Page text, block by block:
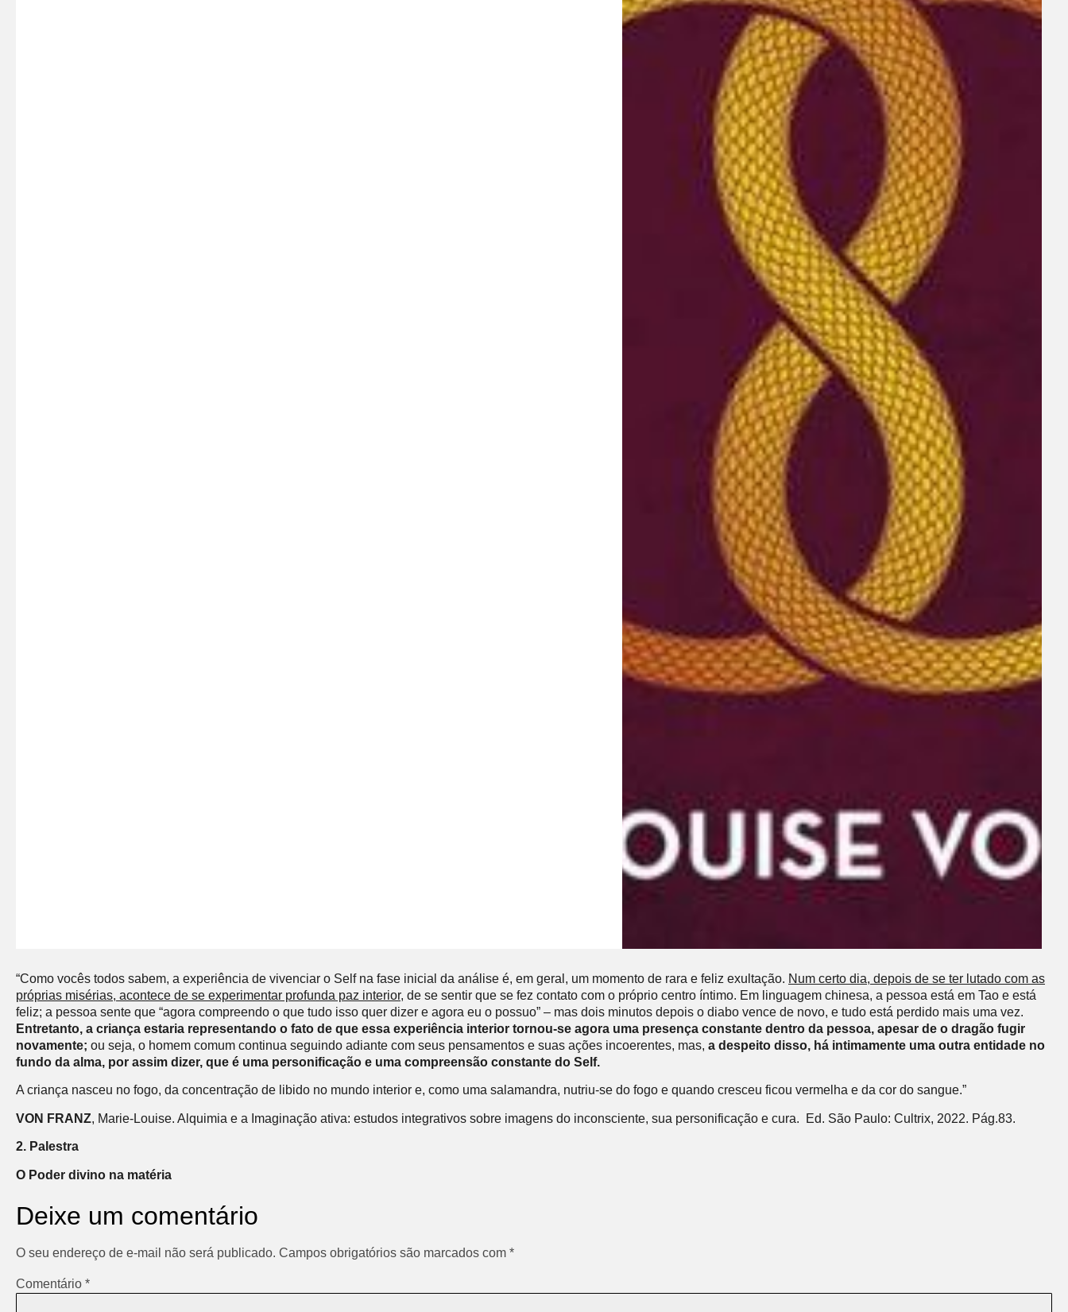
“Como vocês todos sabem, a experiência de vivenciar o Self na fase inicial da análise é, em geral, um momento de rara e feliz exultação. Num certo dia, depois de se ter lutado com as
próprias misérias, acontece de se experimentar profunda paz interior, de se sentir que se fez contato com o próprio centro íntimo. Em linguagem chinesa, a pessoa está em Tao e está
feliz; a pessoa sente que “agora compreendo o que tudo isso quer dizer e agora eu o possuo” – mas dois minutos depois o diabo vence de novo, e tudo está perdido mais uma vez.
Entretanto, a criança estaria representando o fato de que essa experiência interior tornou-se agora uma presença constante dentro da pessoa, apesar de o dragão fugir
novamente; ou seja, o homem comum continua seguindo adiante com seus pensamentos e suas ações incoerentes, mas, a despeito disso, há intimamente uma outra entidade no
fundo da alma, por assim dizer, que é uma personificação e uma compreensão constante do Self.
A criança nasceu no fogo, da concentração de libido no mundo interior e, como uma salamandra, nutriu-se do fogo e quando cresceu ficou vermelha e da cor do sangue.”
VON FRANZ, Marie-Louise. Alquimia e a Imaginação ativa: estudos integrativos sobre imagens do inconsciente, sua personificação e cura. Ed. São Paulo: Cultrix, 2022. Pág.83.
2. Palestra
O Poder divino na matéria
Deixe um comentário
O seu endereço de e-mail não será publicado. Campos obrigatórios são marcados com *
Comentário *